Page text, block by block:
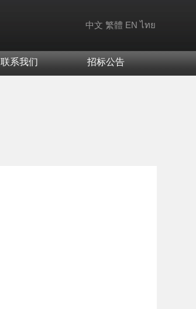
中文 繁體 EN ไทย
联系我们 招标公告